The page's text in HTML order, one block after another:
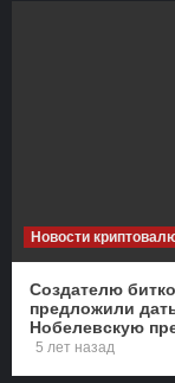
Новости
Создателю
предложили
Нобелевскую
5 лет назад